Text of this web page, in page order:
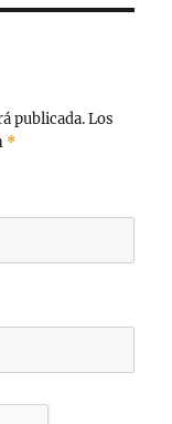
publicada. Los
*